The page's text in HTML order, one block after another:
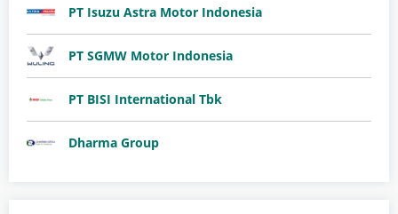
PT Isuzu Astra Motor Indonesia
PT SGMW Motor Indonesia
​PT BISI International Tbk
Dharma Group